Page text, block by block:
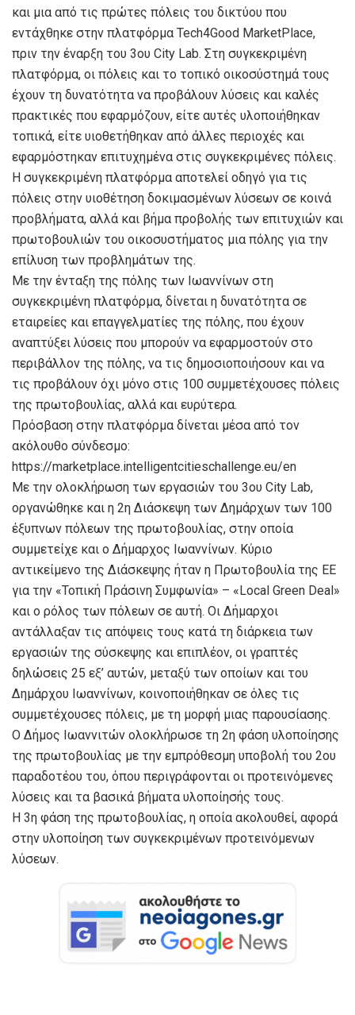
και μια από τις πρώτες πόλεις του δικτύου που
εντάχθηκε στην πλατφόρμα Tech4Good MarketPlace,
πριν την έναρξη του 3ου City Lab. Στη συγκεκριμένη
πλατφόρμα, οι πόλεις και το τοπικό οικοσύστημά τους
έχουν τη δυνατότητα να προβάλουν λύσεις και καλές
πρακτικές που εφαρμόζουν, είτε αυτές υλοποιήθηκαν
τοπικά, είτε υιοθετήθηκαν από άλλες περιοχές και
εφαρμόστηκαν επιτυχημένα στις συγκεκριμένες πόλεις.
Η συγκεκριμένη πλατφόρμα αποτελεί οδηγό για τις
πόλεις στην υιοθέτηση δοκιμασμένων λύσεων σε κοινά
προβλήματα, αλλά και βήμα προβολής των επιτυχιών και
πρωτοβουλιών του οικοσυστήματος μια πόλης για την
επίλυση των προβλημάτων της.
Με την ένταξη της πόλης των Ιωαννίνων στη
συγκεκριμένη πλατφόρμα, δίνεται η δυνατότητα σε
εταιρείες και επαγγελματίες της πόλης, που έχουν
αναπτύξει λύσεις που μπορούν να εφαρμοστούν στο
περιβάλλον της πόλης, να τις δημοσιοποιήσουν και να
τις προβάλουν όχι μόνο στις 100 συμμετέχουσες πόλεις
της πρωτοβουλίας, αλλά και ευρύτερα.
Πρόσβαση στην πλατφόρμα δίνεται μέσα από τον
ακόλουθο σύνδεσμο:
https://marketplace.intelligentcitieschallenge.eu/en
Με την ολοκλήρωση των εργασιών του 3ου City Lab,
οργανώθηκε και η 2η Διάσκεψη των Δημάρχων των 100
έξυπνων πόλεων της πρωτοβουλίας, στην οποία
συμμετείχε και ο Δήμαρχος Ιωαννίνων. Κύριο
αντικείμενο της Διάσκεψης ήταν η Πρωτοβουλία της ΕΕ
για την «Τοπική Πράσινη Συμφωνία» – «Local Green Deal»
και ο ρόλος των πόλεων σε αυτή. Οι Δήμαρχοι
αντάλλαξαν τις απόψεις τους κατά τη διάρκεια των
εργασιών της σύσκεψης και επιπλέον, οι γραπτές
δηλώσεις 25 εξ’ αυτών, μεταξύ των οποίων και του
Δημάρχου Ιωαννίνων, κοινοποιήθηκαν σε όλες τις
συμμετέχουσες πόλεις, με τη μορφή μιας παρουσίασης.
Ο Δήμος Ιωαννιτών ολοκλήρωσε τη 2η φάση υλοποίησης
της πρωτοβουλίας με την εμπρόθεσμη υποβολή του 2ου
παραδοτέου του, όπου περιγράφονται οι προτεινόμενες
λύσεις και τα βασικά βήματα υλοποίησής τους.
Η 3η φάση της πρωτοβουλίας, η οποία ακολουθεί, αφορά
στην υλοποίηση των συγκεκριμένων προτεινόμενων
λύσεων.